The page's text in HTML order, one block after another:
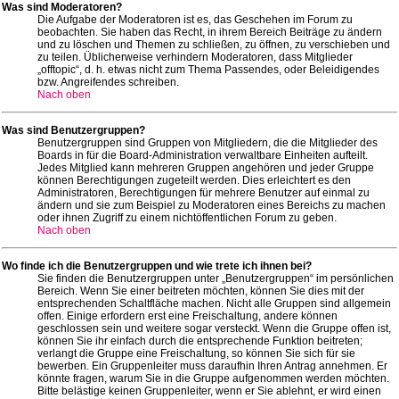
Was sind Moderatoren?
Die Aufgabe der Moderatoren ist es, das Geschehen im Forum zu
beobachten. Sie haben das Recht, in ihrem Bereich Beiträge zu ändern
und zu löschen und Themen zu schließen, zu öffnen, zu verschieben und
zu teilen. Üblicherweise verhindern Moderatoren, dass Mitglieder
„offtopic“, d. h. etwas nicht zum Thema Passendes, oder Beleidigendes
bzw. Angreifendes schreiben.
Nach oben
Was sind Benutzergruppen?
Benutzergruppen sind Gruppen von Mitgliedern, die die Mitglieder des
Boards in für die Board-Administration verwaltbare Einheiten aufteilt.
Jedes Mitglied kann mehreren Gruppen angehören und jeder Gruppe
können Berechtigungen zugeteilt werden. Dies erleichtert es den
Administratoren, Berechtigungen für mehrere Benutzer auf einmal zu
ändern und sie zum Beispiel zu Moderatoren eines Bereichs zu machen
oder ihnen Zugriff zu einem nichtöffentlichen Forum zu geben.
Nach oben
Wo finde ich die Benutzergruppen und wie trete ich ihnen bei?
Sie finden die Benutzergruppen unter „Benutzergruppen“ im persönlichen
Bereich. Wenn Sie einer beitreten möchten, können Sie dies mit der
entsprechenden Schaltfläche machen. Nicht alle Gruppen sind allgemein
offen. Einige erfordern erst eine Freischaltung, andere können
geschlossen sein und weitere sogar versteckt. Wenn die Gruppe offen ist,
können Sie ihr einfach durch die entsprechende Funktion beitreten;
verlangt die Gruppe eine Freischaltung, so können Sie sich für sie
bewerben. Ein Gruppenleiter muss daraufhin Ihren Antrag annehmen. Er
könnte fragen, warum Sie in die Gruppe aufgenommen werden möchten.
Bitte belästige keinen Gruppenleiter, wenn er Sie ablehnt, er wird einen